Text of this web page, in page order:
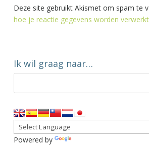
Deze site gebruikt Akismet om spam te
hoe je reactie gegevens worden verwerkt
Ik wil graag naar…
Powered by